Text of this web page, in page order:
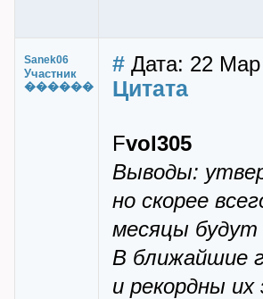
Sanek06
Участник
������
# Дата: 22
Цитата
Fvol305
Выводы:
но скорее
месяцы будут
В ближайшие
и рекордны